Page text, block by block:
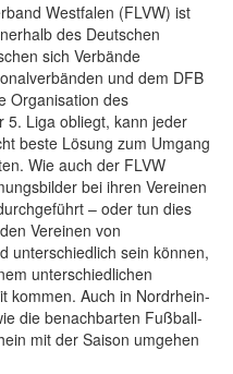
Westfalen (FLVW) ist
des Deutschen
sich Verbände
und dem DFB
Organisation des
5. Liga obliegt, kann jeder
beste Lösung zum Umgang
Wie auch der FLVW
bei ihren Vereinen
– oder tun dies
Vereinen von
unterschiedlich sein können,
unterschiedlichen
kommen. Auch in Nordrhein-
die benachbarten Fußball-
mit der Saison umgehen